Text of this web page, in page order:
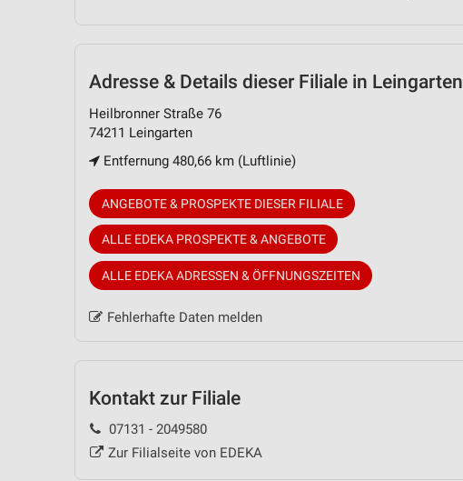
Adresse & Details dieser Filiale in Leingarten
Heilbronner Straße 76
74211 Leingarten
Entfernung 480,66 km (Luftlinie)
ANGEBOTE & PROSPEKTE DIESER FILIALE
ALLE EDEKA PROSPEKTE & ANGEBOTE
ALLE EDEKA ADRESSEN & ÖFFNUNGSZEITEN
Fehlerhafte Daten melden
Kontakt zur Filiale
07131 - 2049580
Zur Filialseite von EDEKA